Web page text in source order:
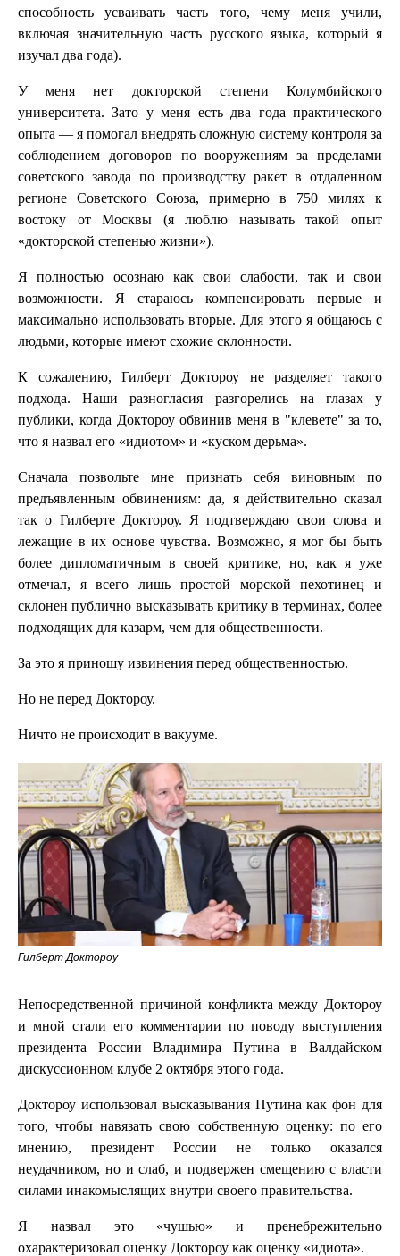
способность усваивать часть того, чему меня учили,
включая значительную часть русского языка, который я
изучал два года).
У меня нет докторской степени Колумбийского
университета. Зато у меня есть два года практического
опыта — я помогал внедрять сложную систему контроля за
соблюдением договоров по вооружениям за пределами
советского завода по производству ракет в отдаленном
регионе Советского Союза, примерно в 750 милях к
востоку от Москвы (я люблю называть такой опыт
«докторской степенью жизни»).
Я полностью осознаю как свои слабости, так и свои
возможности. Я стараюсь компенсировать первые и
максимально использовать вторые. Для этого я общаюсь с
людьми, которые имеют схожие склонности.
К сожалению, Гилберт Доктороу не разделяет такого
подхода. Наши разногласия разгорелись на глазах у
публики, когда Доктороу обвинив меня в "клевете" за то,
что я назвал его «идиотом» и «куском дерьма».
Сначала позвольте мне признать себя виновным по
предъявленным обвинениям: да, я действительно сказал
так о Гилберте Доктороу. Я подтверждаю свои слова и
лежащие в их основе чувства. Возможно, я мог бы быть
более дипломатичным в своей критике, но, как я уже
отмечал, я всего лишь простой морской пехотинец и
склонен публично высказывать критику в терминах, более
подходящих для казарм, чем для общественности.
За это я приношу извинения перед общественностью.
Но не перед Доктороу.
Ничто не происходит в вакууме.
Гилберт Доктороу
Непосредственной причиной конфликта между Доктороу
и мной стали его комментарии по поводу выступления
президента России Владимира Путина в Валдайском
дискуссионном клубе 2 октября этого года.
Доктороу использовал высказывания Путина как фон для
того, чтобы навязать свою собственную оценку: по его
мнению, президент России не только оказался
неудачником, но и слаб, и подвержен смещению с власти
силами инакомыслящих внутри своего правительства.
Я назвал это «чушью» и пренебрежительно
охарактеризовал оценку Доктороу как оценку «идиота».